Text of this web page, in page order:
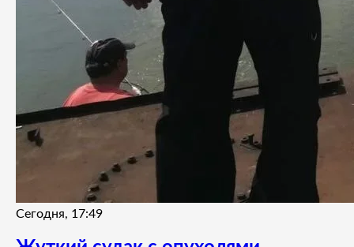
Сегодня, 17:49